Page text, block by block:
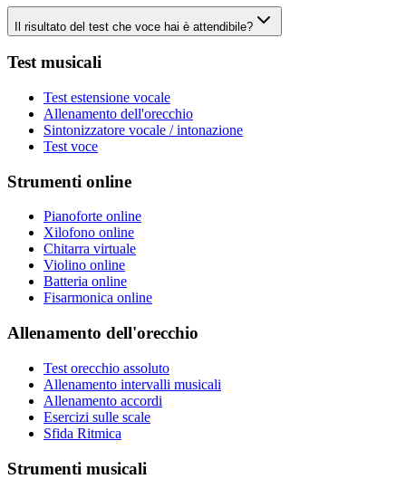
Il risultato del test che voce hai è attendibile?
Test musicali
Test estensione vocale
Allenamento dell'orecchio
Sintonizzatore vocale / intonazione
Test voce
Strumenti online
Pianoforte online
Xilofono online
Chitarra virtuale
Violino online
Batteria online
Fisarmonica online
Allenamento dell'orecchio
Test orecchio assoluto
Allenamento intervalli musicali
Allenamento accordi
Esercizi sulle scale
Sfida Ritmica
Strumenti musicali